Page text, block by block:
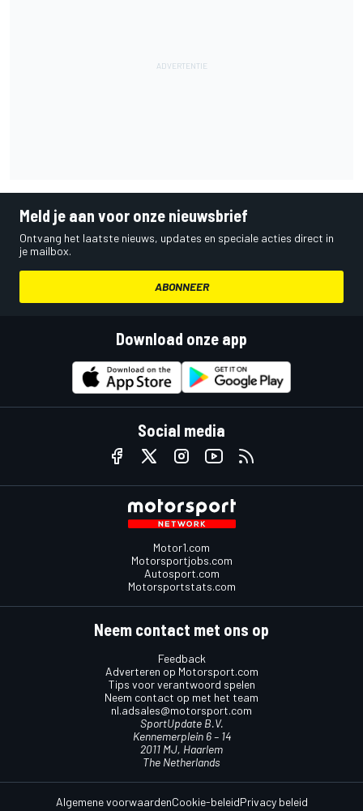
Meld je aan voor onze nieuwsbrief
Ontvang het laatste nieuws, updates en speciale acties direct in
je mailbox.
ABONNEER
Download onze app
Social media
Motor1.com
Motorsportjobs.com
Autosport.com
Motorsportstats.com
Neem contact met ons op
Feedback
Adverteren op Motorsport.com
Tips voor verantwoord spelen
Neem contact op met het team
nl.adsales@motorsport.com
SportUpdate B.V.
Kennemerplein 6 – 14
2011 MJ, Haarlem
The Netherlands
Algemene voorwaardenCookie-beleidPrivacy beleid